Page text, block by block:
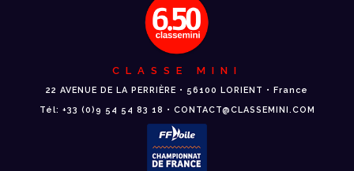
CLASSE MINI
22 AVENUE DE LA PERRIÈRE • 56100 LORIENT • France
Tél: +33 (0)9 54 54 83 18 • CONTACT@CLASSEMINI.COM